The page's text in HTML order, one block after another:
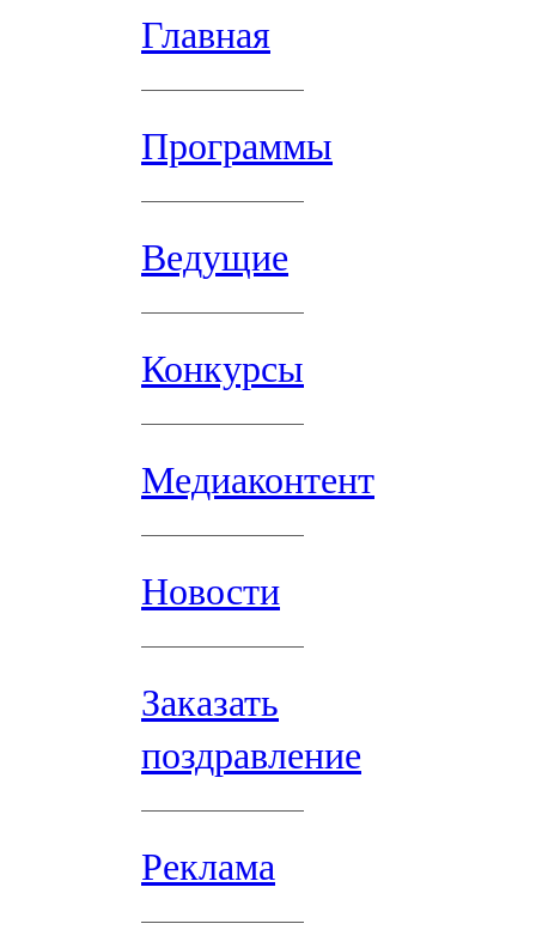
Главная
Программы
Ведущие
Конкурсы
Медиаконтент
Новости
Заказать
поздравление
Реклама